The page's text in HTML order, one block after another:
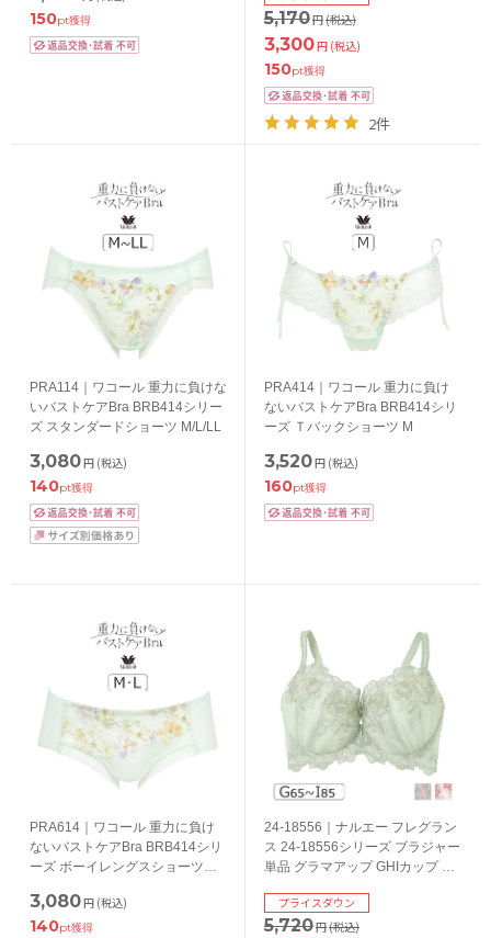
150pt獲得 5,170円(税込)
3,300円 (税込)
150pt獲得
2件
PRA114｜ワコール 重力に負けな
いバストケアBra BRB414シリー
ズ スタンダードショーツ M/L/LL
3,080円 (税込)
140pt獲得
PRA414｜ワコール 重力に負け
ないバストケアBra BRB414シリ
ーズ Ｔバックショーツ M
3,520円 (税込)
160pt獲得
PRA614｜ワコール 重力に負け
ないバストケアBra BRB414シリ
ーズ ボーイレングスショーツ
3,080円 (税込)
140pt獲得
24-18556｜ナルエー フレグラン
ス 24-18556シリーズ ブラジャー
単品 グラマアップ GHIカップ ア
5,720円(税込)
プライスダウン